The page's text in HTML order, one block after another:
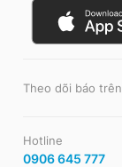
Theo dõi báo trên
Hotline
0906 645 777